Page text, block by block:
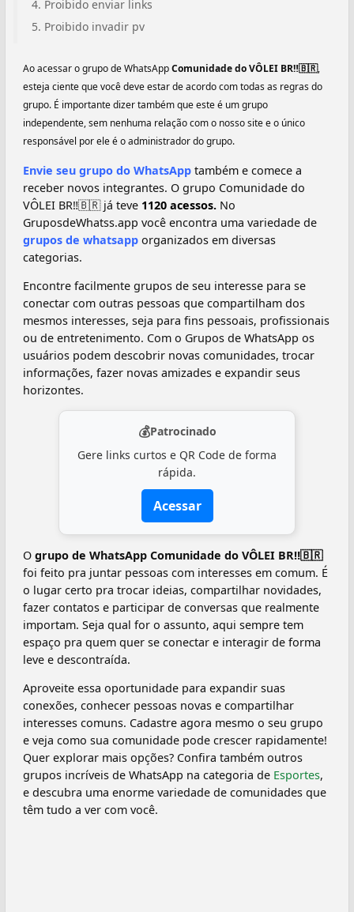
Proibido enviar links
Proibido invadir pv
Ao acessar o grupo de WhatsAppComunidade do VÔLEI BR‼️🇧🇷,
esteja ciente que você deve estar de acordo com todas as regras do
grupo. É importante dizer também que este é um grupo
independente, sem nenhuma relação com o nosso site e o único
responsável por ele é o administrador do grupo.
Envie seu grupo do WhatsApp também e comece a
receber novos integrantes. O grupo Comunidade do
VÔLEI BR‼️🇧🇷 já teve 1120 acessos. No
GruposdeWhatss.app você encontra uma variedade de
grupos de whatsapp organizados em diversas
categorias.
Encontre facilmente grupos de seu interesse para se
conectar com outras pessoas que compartilham dos
mesmos interesses, seja para fins pessoais, profissionais
ou de entretenimento. Com o Grupos de WhatsApp os
usuários podem descobrir novas comunidades, trocar
informações, fazer novas amizades e expandir seus
horizontes.
💰Patrocinado
Gere links curtos e QR Code de forma
rápida.
Acessar
O grupo de WhatsApp Comunidade do VÔLEI BR‼️🇧🇷
foi feito pra juntar pessoas com interesses em comum. É
o lugar certo pra trocar ideias, compartilhar novidades,
fazer contatos e participar de conversas que realmente
importam. Seja qual for o assunto, aqui sempre tem
espaço pra quem quer se conectar e interagir de forma
leve e descontraída.
Aproveite essa oportunidade para expandir suas
conexões, conhecer pessoas novas e compartilhar
interesses comuns. Cadastre agora mesmo o seu grupo
e veja como sua comunidade pode crescer rapidamente!
Quer explorar mais opções? Confira também outros
grupos incríveis de WhatsApp na categoria de Esportes,
e descubra uma enorme variedade de comunidades que
têm tudo a ver com você.